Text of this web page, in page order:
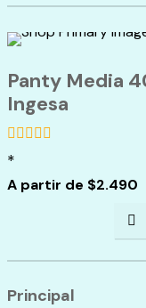
Panty Media
Ingesa
de
*
A partir de $2.490
Principal